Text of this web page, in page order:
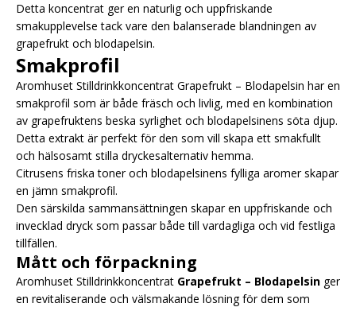
Detta koncentrat ger en naturlig och uppfriskande
smakupplevelse tack vare den balanserade blandningen av
grapefrukt och blodapelsin.
Smakprofil
Aromhuset Stilldrinkkoncentrat Grapefrukt – Blodapelsin har en
smakprofil som är både fräsch och livlig, med en kombination
av grapefruktens beska syrlighet och blodapelsinens söta djup.
Detta extrakt är perfekt för den som vill skapa ett smakfullt
och hälsosamt stilla dryckesalternativ hemma.
Citrusens friska toner och blodapelsinens fylliga aromer skapar
en jämn smakprofil.
Den särskilda sammansättningen skapar en uppfriskande och
invecklad dryck som passar både till vardagliga och vid festliga
tillfällen.
Mått och förpackning
Aromhuset Stilldrinkkoncentrat Grapefrukt – Blodapelsin ger
en revitaliserande och välsmakande lösning för dem som